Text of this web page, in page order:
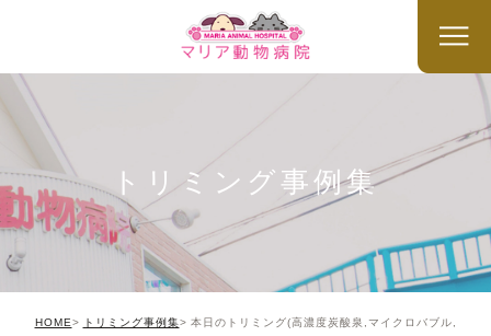
トリミング事例集
HOME トリミング事例集
本日のトリミング(高濃度炭酸泉,マイクロバブル,